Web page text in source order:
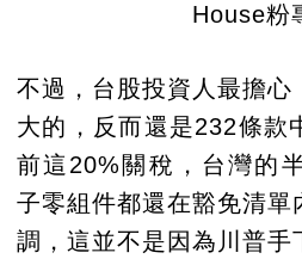
House粉
不過，台股投資人最擔心
大的，反而還是232條款
前這20%關稅，台灣的
子零組件都還在豁免清單
調，這並不是因為川普手